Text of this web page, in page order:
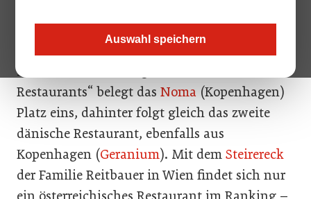
Auswahl speichern
Dominant sind heuer wieder dänische Betriebe: Platz 1 und 2.
Im aktuellen Ranking der „World’s 50 Best
Restaurants“ belegt das Noma (Kopenhagen)
Platz eins, dahinter folgt gleich das zweite
dänische Restaurant, ebenfalls aus
Kopenhagen (Geranium). Mit dem Steirereck
der Familie Reitbauer in Wien findet sich nur